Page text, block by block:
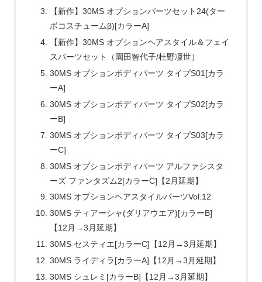
【新作】30MS オプションパーツセット24(ター
ボコスチュームβ)[カラーA]
【新作】30MS オプションヘアスタイル＆フェイ
スパーツセット（園田智代子/杜野凜世）
30MS オプションボディパーツ タイプS01[カラ
ーA]
30MS オプションボディパーツ タイプS02[カラ
ーB]
30MS オプションボディパーツ タイプS03[カラ
ーC]
30MS オプションボディパーツ アルファシスタ
ーズ ファンタズム2[カラーC]【2月延期】
30MS オプションヘアスタイルパーツVol.12
30MS ティアーシャ(ダリアウエア)[カラーB]
【12月→3月延期】
30MS セスティエ[カラーC]【12月→3月延期】
30MS ライディラ[カラーA]【12月→3月延期】
30MS シュレミ[カラーB]【12月→3月延期】